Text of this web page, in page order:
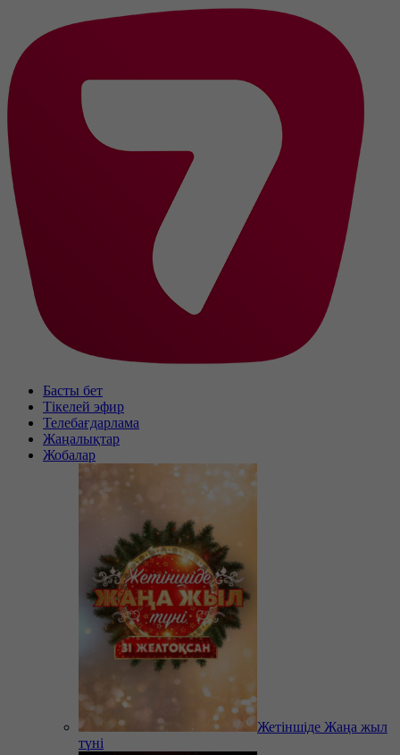
Басты бет
Тікелей эфир
Телебағдарлама
Жаңалықтар
Жобалар
Жетіншіде Жаңа жыл
түні